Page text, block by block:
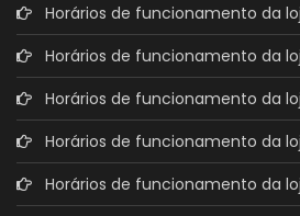
Horários de funcionamento da
Horários de funcionamento da
Horários de funcionamento da
Horários de funcionamento da
Horários de funcionamento da